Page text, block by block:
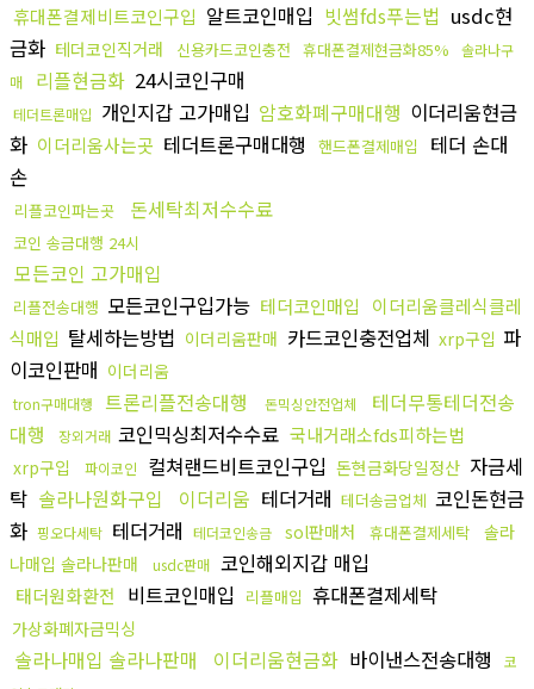
휴대폰결제비트코인구입 알트코인매입 빗썸fds푸는법 usdc현
금화 테더코인직거래 신용카드코인충전 휴대폰결제현금화85%
솔라나구
매
리플현금화 24시코인구매
테더트론매입 개인지갑 고가매입 암호화폐구매대행 이더리움현금
화 이더리움사는곳 테더트론구매대행 핸드폰결제매입
테더 손대
손
리플코인파는곳 돈세탁최저수수료
코인 송금대행 24시
모든코인 고가매입
리플전송대행 모든코인구입가능 테더코인매입
이더리움클레식클레
식매입 탈세하는방법 이더리움판매 카드코인충전업체 xrp구입 파
이코인판매 이더리움
tron구매대행 트론리플전송대행 돈믹싱안전업체
테더무통테더전송
대행
장외거래 코인믹싱최저수수료 국내거래소fds피하는법
xrp구입 파이코인 컬쳐랜드비트코인구입 돈현금화당일정산 자금세
탁 솔라나원화구입 이더리움 테더거래 테더송금업체 코인돈현금
화 핑오다세탁 테더거래 테더코인송금 sol판매처 휴대폰결제세탁
솔라
나매입 솔라나판매
usdc판매 코인해외지갑 매입
태더원화환전 비트코인매입 리플매입 휴대폰결제세탁
가상화폐자금믹싱
솔라나매입 솔라나판매 이더리움현금화 바이낸스전송대행
코